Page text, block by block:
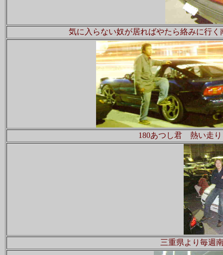
気に入らない奴が居ればやたら絡みに行
180あつし君 熱い走り
三重県より毎週